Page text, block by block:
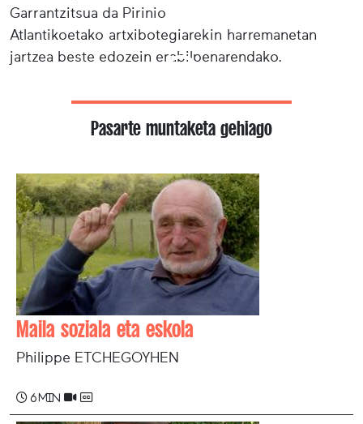
Garrantzitsua da Pirinio
Atlantikoetako artxibotegiarekin harremanetan
jartzea beste edozein erabilpenarendako.
Pasarte muntaketa gehiago
Maila soziala eta eskola
Philippe ETCHEGOYHEN
6 min